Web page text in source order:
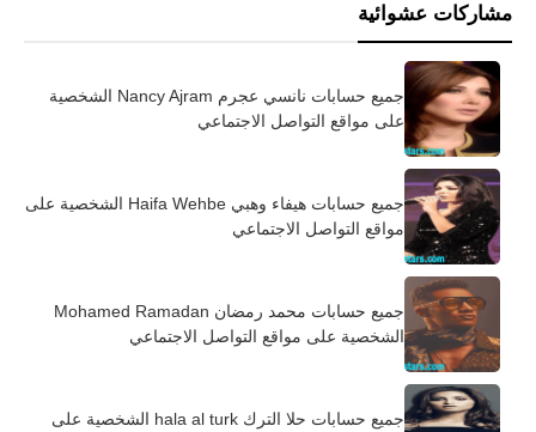
مشاركات عشوائية
جميع حسابات نانسي عجرم Nancy Ajram الشخصية
على مواقع التواصل الاجتماعي
جميع حسابات هيفاء وهبي Haifa Wehbe الشخصية على
مواقع التواصل الاجتماعي
جميع حسابات محمد رمضان Mohamed Ramadan
الشخصية على مواقع التواصل الاجتماعي
جميع حسابات حلا الترك hala al turk الشخصية على